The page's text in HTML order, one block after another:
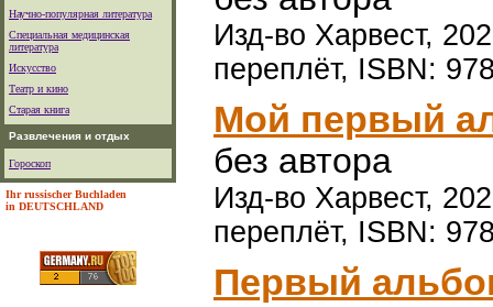
Научно-популярная литература
Специальная медицинская
литература
Искусство
Театр и кино
Старая книга
Развлечения и отдых
Гороскоп
Ihr russischer Buchladen
in DEUTSCHLAND
Изд-во Харвест,
переплёт, ISBN:
Мой первый
без автора
Изд-во Харвест,
переплёт, ISBN:
Первый